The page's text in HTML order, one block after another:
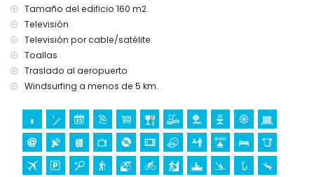
Tenis, senderismo, ciclismo de montaña, ciclismo,
escalada, piragüismo, kayak, pesca, buceo, snorkel, surf y
windsurf (a menos de 5 kilómetros de la villa)
Golf (Club de Golf Jávea) y equitación (a menos de 10
Tamaño del edificio 160 m2.
Televisión
Televisión por cable/satélite
Toallas
Traslado al aeropuerto
Windsurfing a menos de 5 km.